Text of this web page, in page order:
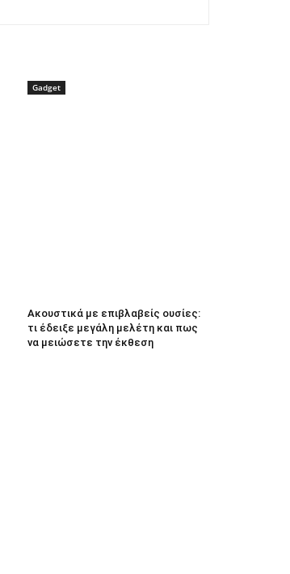
Gadget
Ακουστικά με επιβλαβείς ουσίες:
τι έδειξε μεγάλη μελέτη και πως
να μειώσετε την έκθεση